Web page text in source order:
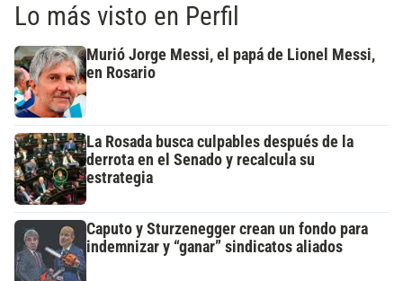
Lo más visto en Perfil
Murió Jorge Messi, el papá de Lionel Messi,
en Rosario
La Rosada busca culpables después de la
derrota en el Senado y recalcula su
estrategia
Caputo y Sturzenegger crean un fondo para
indemnizar y “ganar” sindicatos aliados